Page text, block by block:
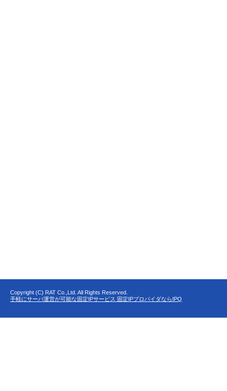
Copyright (C) RAT Co.,Ltd. All Rights Reserved.
手軽にサーバ運営が可能な固定IPサービス 固定IPプロバイダならIPQ